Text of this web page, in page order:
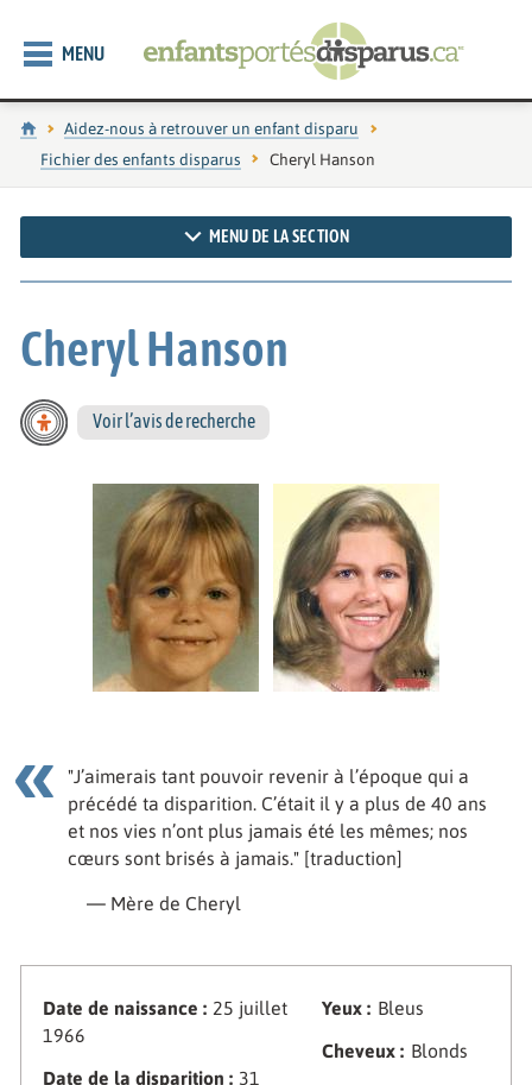
MENU
Accueil
Aidez-nous à retrouver un enfant disparu
Fichier des enfants disparus
Page actuelle :
Cheryl Hanson
MENU DE LA SECTION
Cheryl Hanson
Voir l’avis de recherche
"J’aimerais tant pouvoir revenir à l’époque qui a
précédé ta disparition. C’était il y a plus de 40 ans
et nos vies n’ont plus jamais été les mêmes; nos
cœurs sont brisés à jamais." [traduction]
— Mère de Cheryl
Date de naissance : 25 juillet
1966
Date de la disparition : 31
Yeux : Bleus
Cheveux : Blonds